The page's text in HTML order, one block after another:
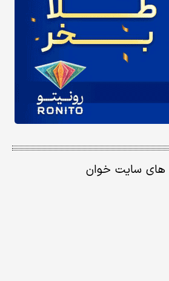
های سایت خوان